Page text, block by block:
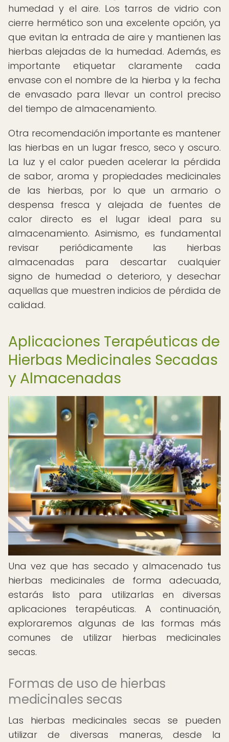
humedad y el aire. Los tarros de vidrio con
cierre hermético son una excelente opción, ya
que evitan la entrada de aire y mantienen las
hierbas alejadas de la humedad. Además, es
importante etiquetar claramente cada
envase con el nombre de la hierba y la fecha
de envasado para llevar un control preciso
del tiempo de almacenamiento.
Otra recomendación importante es mantener
las hierbas en un lugar fresco, seco y oscuro.
La luz y el calor pueden acelerar la pérdida
de sabor, aroma y propiedades medicinales
de las hierbas, por lo que un armario o
despensa fresca y alejada de fuentes de
calor directo es el lugar ideal para su
almacenamiento. Asimismo, es fundamental
revisar periódicamente las hierbas
almacenadas para descartar cualquier
signo de humedad o deterioro, y desechar
aquellas que muestren indicios de pérdida de
calidad.
Aplicaciones Terapéuticas de
Hierbas Medicinales Secadas
y Almacenadas
Una vez que has secado y almacenado tus
hierbas medicinales de forma adecuada,
estarás listo para utilizarlas en diversas
aplicaciones terapéuticas. A continuación,
exploraremos algunas de las formas más
comunes de utilizar hierbas medicinales
secas.
Formas de uso de hierbas
medicinales secas
Las hierbas medicinales secas se pueden
utilizar de diversas maneras, desde la